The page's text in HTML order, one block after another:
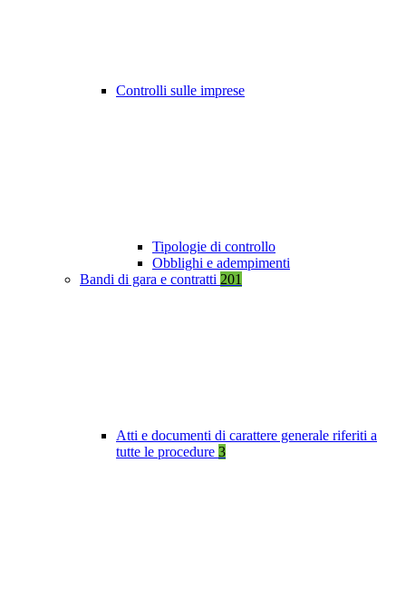
Controlli sulle imprese
Tipologie di controllo
Obblighi e adempimenti
Bandi di gara e contratti 201
Atti e documenti di carattere generale riferiti a
tutte le procedure 3